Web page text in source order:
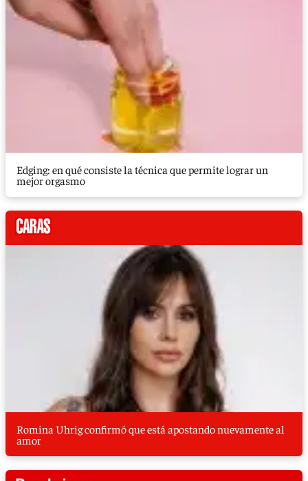
Edging: en qué consiste la técnica que permite lograr un
mejor orgasmo
Romina Uhrig confirmó que está apostando nuevamente al
amor